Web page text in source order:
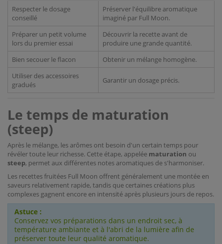
Respecter le dosage
conseillé
Préserver l'équilibre aromatique
imaginé par Full Moon.
Préparer un petit volume
lors du premier essai
Découvrir la recette avant de
produire une grande quantité.
Bien secouer le flacon
Obtenir un mélange homogène.
Utiliser des accessoires
gradués
Garantir un dosage précis.
Le temps de maturation
(steep)
Après le mélange, les arômes ont besoin d'un certain temps pour
révéler toute leur richesse. Cette étape, appelée maturation ou
steep, permet aux différentes notes aromatiques de s'harmoniser.
Les recettes fruitées Full Moon offrent généralement une montée en
saveurs relativement rapide, tandis que certaines créations plus
complexes gagnent encore en intensité après plusieurs jours de repos.
Astuce :
Conservez vos préparations dans un endroit sec, à
température ambiante et à l'abri de la lumière afin de
préserver toute leur qualité aromatique.